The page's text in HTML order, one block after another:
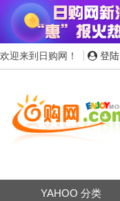
欢迎来到日购网！ 登陆
YAHOO 分类